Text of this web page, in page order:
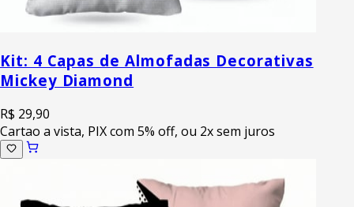
Kit: 4 Capas de Almofadas Decorativas
Mickey Diamond
R$ 29,90
Cartao a vista, PIX com 5% off, ou 2x sem juros